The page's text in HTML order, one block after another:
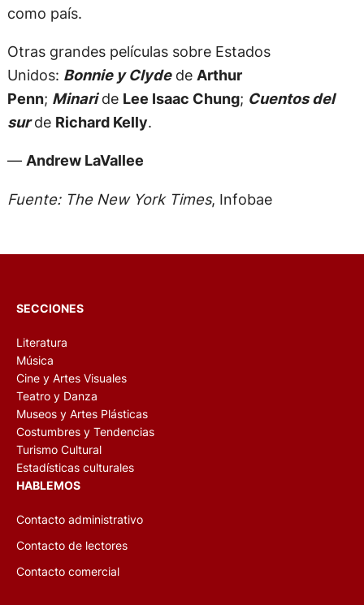
como país.
Otras grandes películas sobre Estados
Unidos: Bonnie y Clydede Arthur
Penn; Minaride Lee Isaac Chung; Cuentos del
surde Richard Kelly.
— Andrew LaVallee
Fuente: The New York Times, Infobae
SECCIONES
Literatura
Música
Cine y Artes Visuales
Teatro y Danza
Museos y Artes Plásticas
Costumbres y Tendencias
Turismo Cultural
Estadísticas culturales
HABLEMOS
Contacto administrativo
Contacto de lectores
Contacto comercial